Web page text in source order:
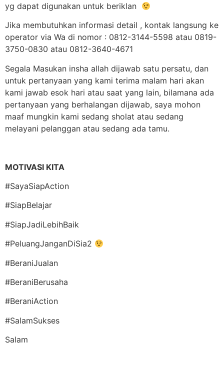
yg dapat digunakan untuk beriklan
Jika membutuhkan informasi detail , kontak langsung ke
operator via Wa di nomor : 0812-3144-5598 atau 0819-
3750-0830 atau 0812-3640-4671
Segala Masukan insha allah dijawab satu persatu, dan
untuk pertanyaan yang kami terima malam hari akan
kami jawab esok hari atau saat yang lain, bilamana ada
pertanyaan yang berhalangan dijawab, saya mohon
maaf mungkin kami sedang sholat atau sedang
melayani pelanggan atau sedang ada tamu.
MOTIVASI KITA
#SayaSiapAction
#SiapBelajar
#SiapJadiLebihBaik
#PeluangJanganDiSia2
#BeraniJualan
#BeraniBerusaha
#BeraniAction
#SalamSukses
Salam